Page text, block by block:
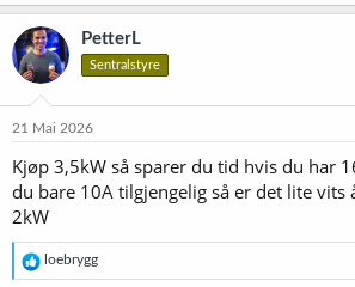
a
k
s
j
o
e
:
PetterL
Sentralstyre
21 Mai 2026
Kjøp 3,5kW så sparer du tid hvis du har
du bare 10A tilgjengelig så er det lite vits
2kW
R
e
loebrygg